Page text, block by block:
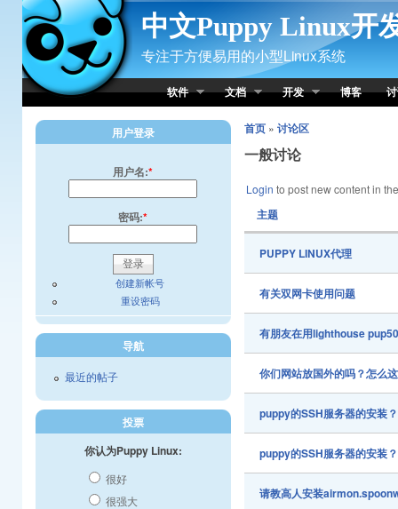
Skip to Content
中文Puppy Linux开
专注于方便易用的小型Linux系统
软件 文档 开发 博客
首页» 讨论区
一般讨论
Login to post new content in
主题
PUPPY LINUX代理
有关双网卡使用问题
有朋友在用lighthouse
你们网站放国外的吗？怎么
puppy的SSH服务器的安装？
puppy的SSH服务器的安装？
请教高人安装
用户登录
用户名:*
密码:*
创建新帐号
重设密码
导航
最近的帖子
投票
你认为Puppy Linux:
很好
很强大